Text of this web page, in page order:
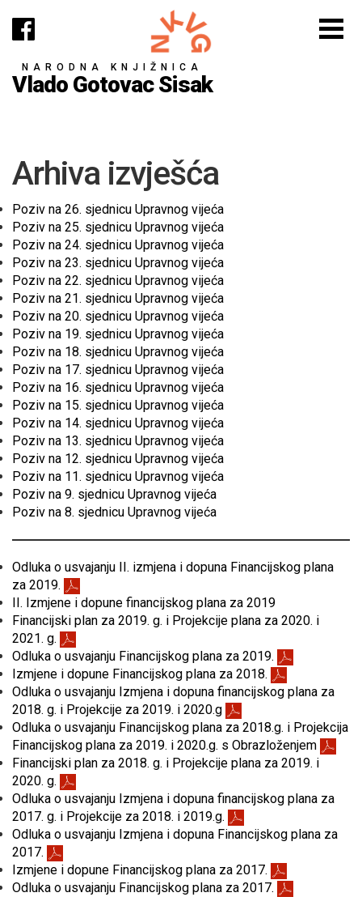
NARODNA KNJIŽNICA
Vlado Gotovac Sisak
Arhiva izvješća
Poziv na 26. sjednicu Upravnog vijeća
Poziv na 25. sjednicu Upravnog vijeća
Poziv na 24. sjednicu Upravnog vijeća
Poziv na 23. sjednicu Upravnog vijeća
Poziv na 22. sjednicu Upravnog vijeća
Poziv na 21. sjednicu Upravnog vijeća
Poziv na 20. sjednicu Upravnog vijeća
Poziv na 19. sjednicu Upravnog vijeća
Poziv na 18. sjednicu Upravnog vijeća
Poziv na 17. sjednicu Upravnog vijeća
Poziv na 16. sjednicu Upravnog vijeća
Poziv na 15. sjednicu Upravnog vijeća
Poziv na 14. sjednicu Upravnog vijeća
Poziv na 13. sjednicu Upravnog vijeća
Poziv na 12. sjednicu Upravnog vijeća
Poziv na 11. sjednicu Upravnog vijeća
Poziv na 9. sjednicu Upravnog vijeća
Poziv na 8. sjednicu Upravnog vijeća
Odluka o usvajanju II. izmjena i dopuna Financijskog plana
za 2019.
II. Izmjene i dopune financijskog plana za 2019
Financijski plan za 2019. g. i Projekcije plana za 2020. i
2021. g.
Odluka o usvajanju Financijskog plana za 2019.
Izmjene i dopune Financijskog plana za 2018.
Odluka o usvajanju Izmjena i dopuna financijskog plana za
2018. g. i Projekcije za 2019. i 2020.g
Odluka o usvajanju Financijskog plana za 2018.g. i Projekcija
Financijskog plana za 2019. i 2020.g. s Obrazloženjem
Financijski plan za 2018. g. i Projekcije plana za 2019. i
2020. g.
Odluka o usvajanju Izmjena i dopuna financijskog plana za
2017. g. i Projekcije za 2018. i 2019.g.
Odluka o usvajanju Izmjena i dopuna Financijskog plana za
2017.
Izmjene i dopune Financijskog plana za 2017.
Odluka o usvajanju Financijskog plana za 2017.